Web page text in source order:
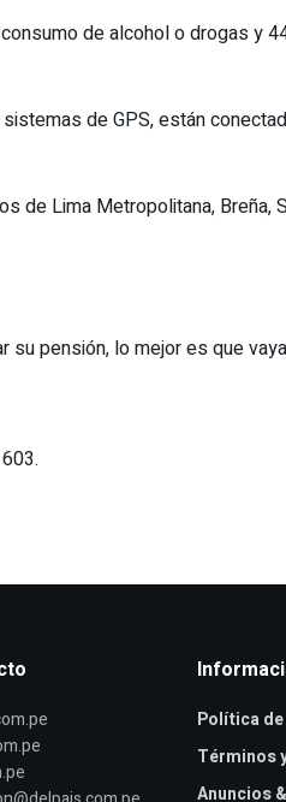
de alcohol o drogas y
de GPS, están
de Lima Metropolitana, Breña,
pensión, lo mejor es que
Política
Términos
Anuncios